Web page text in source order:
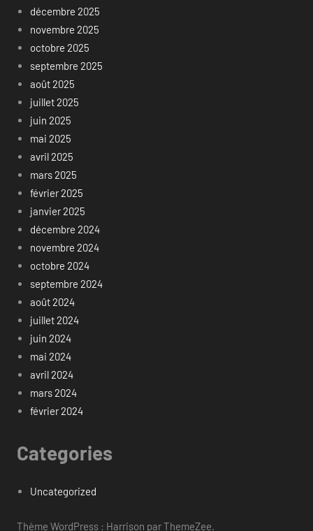
décembre 2025
novembre 2025
octobre 2025
septembre 2025
août 2025
juillet 2025
juin 2025
mai 2025
avril 2025
mars 2025
février 2025
janvier 2025
décembre 2024
novembre 2024
octobre 2024
septembre 2024
août 2024
juillet 2024
juin 2024
mai 2024
avril 2024
mars 2024
février 2024
Categories
Uncategorized
Thème WordPress : Harrison par ThemeZee.